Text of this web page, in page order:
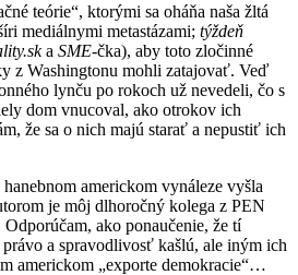
teórie“, ktorými sa oháňa naša žltá
mediálnymi metastázami; týždeň
a SME-čka), aby toto zločinné
z Washingtonu mohli zatajovať. Veď
lynču po rokoch už nevedeli, čo s
dom vnucoval, ako otrokov ich
že sa o nich majú starať a nepustiť ich
americkom vynáleze vyšla
je môj dlhoročný kolega z PEN
ako ponaučenie, že tí
a spravodlivosť kašlú, ale iným ich
americkom „exporte demokracie“…